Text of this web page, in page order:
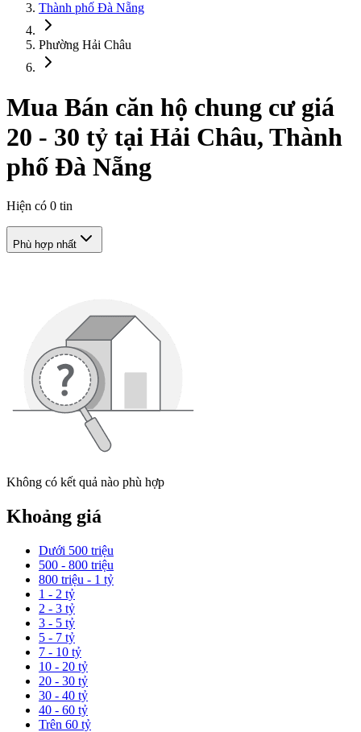
Thành phố Đà Nẵng
Phường Hải Châu
Mua Bán căn hộ chung cư giá
20 - 30 tỷ tại Hải Châu, Thành
phố Đà Nẵng
Hiện có 0 tin
Phù hợp nhất
Không có kết quả nào phù hợp
Khoảng giá
Dưới 500 triệu
500 - 800 triệu
800 triệu - 1 tỷ
1 - 2 tỷ
2 - 3 tỷ
3 - 5 tỷ
5 - 7 tỷ
7 - 10 tỷ
10 - 20 tỷ
20 - 30 tỷ
30 - 40 tỷ
40 - 60 tỷ
Trên 60 tỷ